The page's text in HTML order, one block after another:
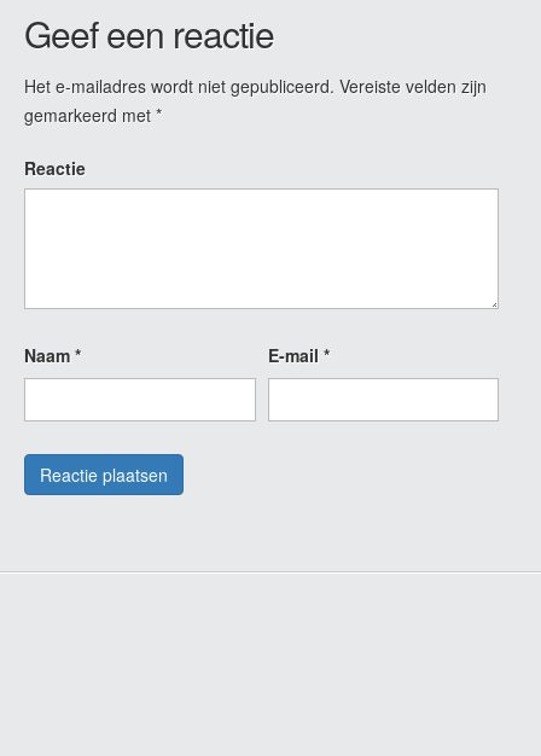
Geef een reactie
Het e-mailadres wordt niet gepubliceerd. Vereiste velden zijn
gemarkeerd met *
Reactie
Naam * E-mail *